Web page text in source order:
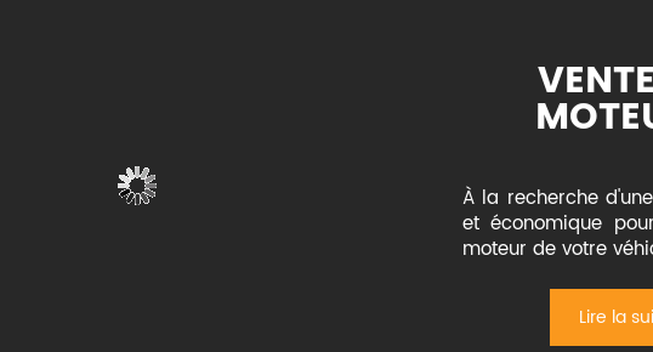
À la recherche
et économique
moteur de votre
Lire la